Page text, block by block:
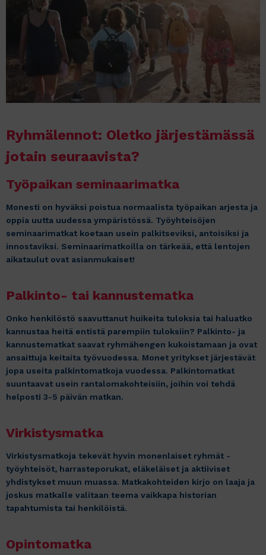
Ryhmälennot: Oletko järjestämässä
jotain seuraavista?
Työpaikan seminaarimatka
Monesti on hyväksi poistua normaalista työpaikan arjesta ja
oppia uutta uudessa ympäristössä. Työyhteisöjen
seminaarimatkat koetaan usein palkitseviksi, antoisiksi ja
innostaviksi. Seminaarimatkoilla on tärkeää, että lentojen
aikataulut ovat asianmukaiset!
Palkinto- tai kannustematka
Onko henkilöstö saavuttanut huikeita tuloksia tai haluatko
kannustaa heitä entistä parempiin tuloksiin? Palkinto- ja
kannustematkat saavat ryhmähengen kukoistamaan ja ovat
ansaittuja keitaita työvuodessa. Monet yritykset järjestävät
jopa useita palkintomatkoja vuodessa. Palkintomatkat
suuntaavat usein rantalomakohteisiin, joihin voi tehdä
helposti 3-5 päivän matkan.
Virkistysmatka
Virkistysmatkoja tekevät hyvin monenlaiset ryhmät -
työyhteisöt, harrasteporukat, eläkeläiset ja aktiiviset
yhdistykset muun muassa. Matkakohteiden kirjo on laaja ja
joskus matkalle valitaan teema vaikkapa historian
tapahtumista tai henkilöistä.
Opintomatka